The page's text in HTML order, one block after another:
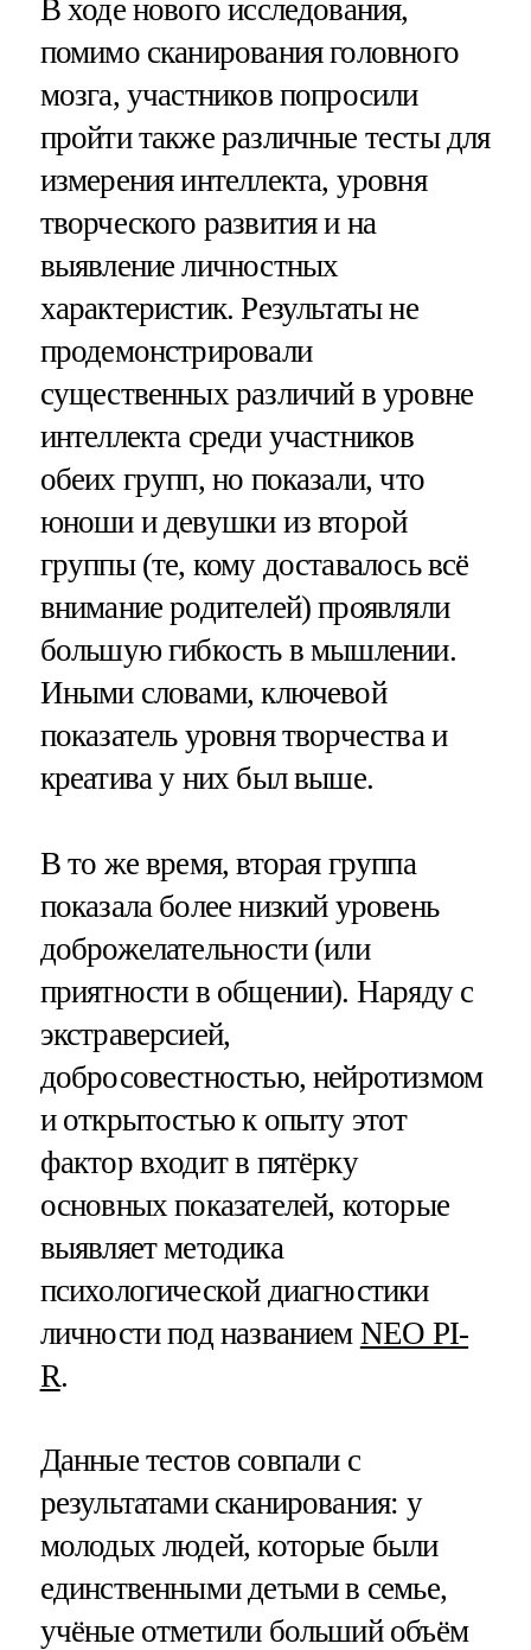
В ходе нового исследования,
помимо сканирования головного
мозга, участников попросили
пройти также различные тесты для
измерения интеллекта, уровня
творческого развития и на
выявление личностных
характеристик. Результаты не
продемонстрировали
существенных различий в уровне
интеллекта среди участников
обеих групп, но показали, что
юноши и девушки из второй
группы (те, кому доставалось всё
внимание родителей) проявляли
большую гибкость в мышлении.
Иными словами, ключевой
показатель уровня творчества и
креатива у них был выше.
В то же время, вторая группа
показала более низкий уровень
доброжелательности (или
приятности в общении). Наряду с
экстраверсией,
добросовестностью, нейротизмом
и открытостью к опыту этот
фактор входит в пятёрку
основных показателей, которые
выявляет методика
психологической диагностики
личности под названием NEO PI-
R.
Данные тестов совпали с
результатами сканирования: у
молодых людей, которые были
единственными детьми в семье,
учёные отметили больший объём